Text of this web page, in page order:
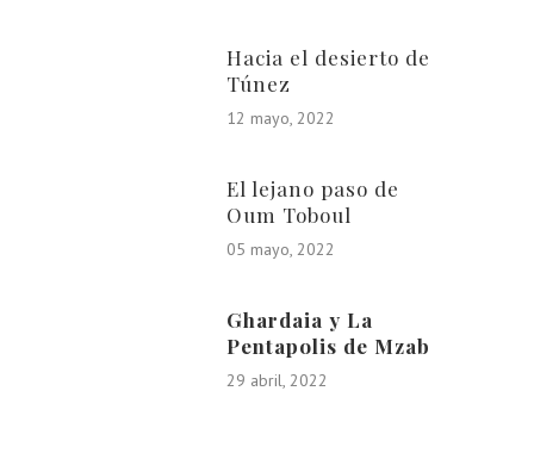
Hacia el desierto de
Túnez
12 mayo, 2022
El lejano paso de
Oum Toboul
05 mayo, 2022
Ghardaia y La
Pentapolis de Mzab
29 abril, 2022